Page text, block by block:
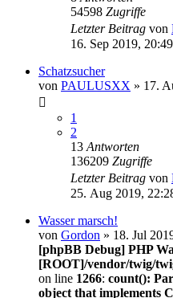
54598 Zugriffe
Letzter Beitrag von
16. Sep 2019, 20:49
Schatzsucher
von PAULUSXX » 17.
1
2
13 Antworten
136209 Zugriffe
Letzter Beitrag von
25. Aug 2019,
Wasser marsch!
von Gordon » 18. Jul
[phpBB Debug] PHP
[ROOT]/vendor/twig/
on line 1266: count():
object that implements